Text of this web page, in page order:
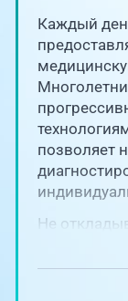
Адреса
О
Блог
Новости
+7
+7
Центр
+7
Каждый
позволяет
Не
ключевую